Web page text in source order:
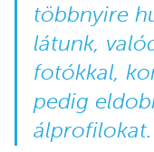
többnyire
látunk,
fotókkal,
pedig
álprofilokat.